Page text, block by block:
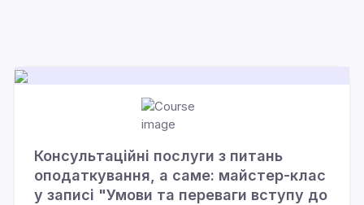
Консультаційні послуги з питань
оподаткування, а саме: майстер-клас
у записі "Умови та переваги вступу до